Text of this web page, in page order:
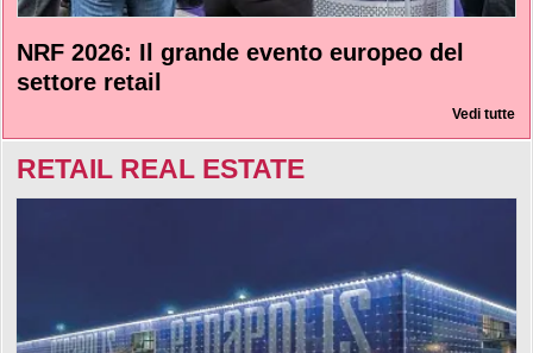
NRF 2026: Il grande evento europeo del
settore retail
Vedi tutte
RETAIL REAL ESTATE